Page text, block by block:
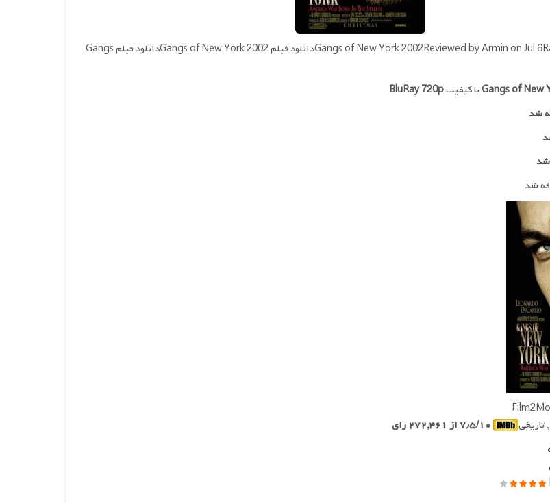
دانلود فیلم Gangs of New York 2002Reviewed by Armin on Jul 6Rating: 5.0دانلود فیلم Gangs of New York 2002دانلود فیلم Gangs
Gangs of Newبا کیفیتBluRay 720p
شد
شد
تاریخی